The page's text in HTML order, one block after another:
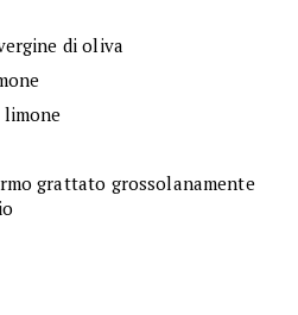
di oliva
grattato grossolanamente